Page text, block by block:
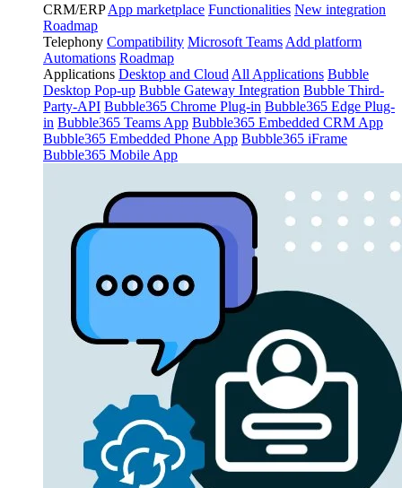
CRM/ERP App marketplace Functionalities New integration
Roadmap
Telephony Compatibility Microsoft Teams Add platform
Automations Roadmap
Applications Desktop and Cloud All Applications Bubble
Desktop Pop-up Bubble Gateway Integration Bubble Third-
Party-API Bubble365 Chrome Plug-in Bubble365 Edge Plug-
in Bubble365 Teams App Bubble365 Embedded CRM App
Bubble365 Embedded Phone App Bubble365 iFrame
Bubble365 Mobile App